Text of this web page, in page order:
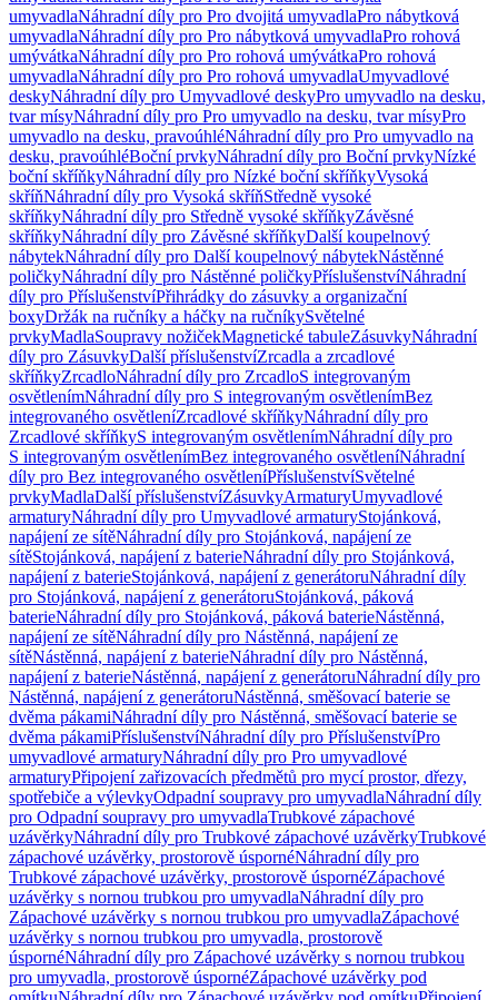
umyvadlaNáhradní díly pro Pro dvojitá umyvadlaPro nábytková
umyvadlaNáhradní díly pro Pro nábytková umyvadlaPro rohová
umývátkaNáhradní díly pro Pro rohová umývátkaPro rohová
umyvadlaNáhradní díly pro Pro rohová umyvadlaUmyvadlové
deskyNáhradní díly pro Umyvadlové deskyPro umyvadlo na desku,
tvar mísyNáhradní díly pro Pro umyvadlo na desku, tvar mísyPro
umyvadlo na desku, pravoúhléNáhradní díly pro Pro umyvadlo na
desku, pravoúhléBoční prvkyNáhradní díly pro Boční prvkyNízké
boční skříňkyNáhradní díly pro Nízké boční skříňkyVysoká
skříňNáhradní díly pro Vysoká skříňStředně vysoké
skříňkyNáhradní díly pro Středně vysoké skříňkyZávěsné
skříňkyNáhradní díly pro Závěsné skříňkyDalší koupelnový
nábytekNáhradní díly pro Další koupelnový nábytekNástěnné
poličkyNáhradní díly pro Nástěnné poličkyPříslušenstvíNáhradní
díly pro PříslušenstvíPřihrádky do zásuvky a organizační
boxyDržák na ručníky a háčky na ručníkySvětelné
prvkyMadlaSoupravy nožičekMagnetické tabuleZásuvkyNáhradní
díly pro ZásuvkyDalší příslušenstvíZrcadla a zrcadlové
skříňkyZrcadloNáhradní díly pro ZrcadloS integrovaným
osvětlenímNáhradní díly pro S integrovaným osvětlenímBez
integrovaného osvětleníZrcadlové skříňkyNáhradní díly pro
Zrcadlové skříňkyS integrovaným osvětlenímNáhradní díly pro
S integrovaným osvětlenímBez integrovaného osvětleníNáhradní
díly pro Bez integrovaného osvětleníPříslušenstvíSvětelné
prvkyMadlaDalší příslušenstvíZásuvkyArmaturyUmyvadlové
armaturyNáhradní díly pro Umyvadlové armaturyStojánková,
napájení ze sítěNáhradní díly pro Stojánková, napájení ze
sítěStojánková, napájení z baterieNáhradní díly pro Stojánková,
napájení z baterieStojánková, napájení z generátoruNáhradní díly
pro Stojánková, napájení z generátoruStojánková, páková
baterieNáhradní díly pro Stojánková, páková baterieNástěnná,
napájení ze sítěNáhradní díly pro Nástěnná, napájení ze
sítěNástěnná, napájení z baterieNáhradní díly pro Nástěnná,
napájení z baterieNástěnná, napájení z generátoruNáhradní díly pro
Nástěnná, napájení z generátoruNástěnná, směšovací baterie se
dvěma pákamiNáhradní díly pro Nástěnná, směšovací baterie se
dvěma pákamiPříslušenstvíNáhradní díly pro PříslušenstvíPro
umyvadlové armaturyNáhradní díly pro Pro umyvadlové
armaturyPřipojení zařizovacích předmětů pro mycí prostor, dřezy,
spotřebiče a výlevkyOdpadní soupravy pro umyvadlaNáhradní díly
pro Odpadní soupravy pro umyvadlaTrubkové zápachové
uzávěrkyNáhradní díly pro Trubkové zápachové uzávěrkyTrubkové
zápachové uzávěrky, prostorově úspornéNáhradní díly pro
Trubkové zápachové uzávěrky, prostorově úspornéZápachové
uzávěrky s nornou trubkou pro umyvadlaNáhradní díly pro
Zápachové uzávěrky s nornou trubkou pro umyvadlaZápachové
uzávěrky s nornou trubkou pro umyvadla, prostorově
úspornéNáhradní díly pro Zápachové uzávěrky s nornou trubkou
pro umyvadla, prostorově úspornéZápachové uzávěrky pod